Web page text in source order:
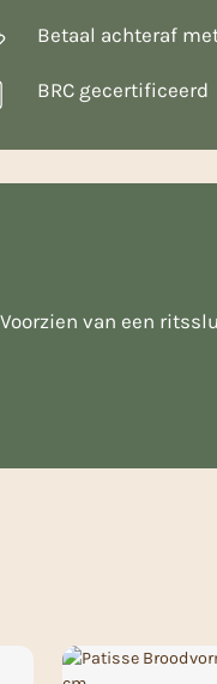
Betaal achteraf
BRC gecertificeerd
van een